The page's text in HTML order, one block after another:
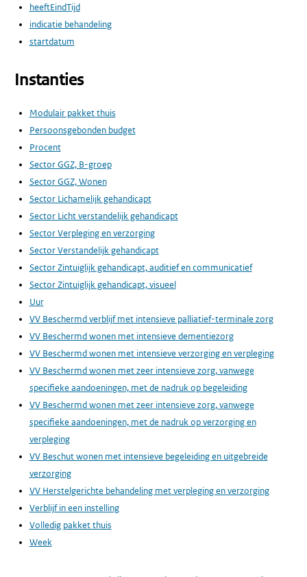
heeftEindTijd
indicatie behandeling
startdatum
Instanties
Modulair pakket thuis
Persoonsgebonden budget
Procent
Sector GGZ, B-groep
Sector GGZ, Wonen
Sector Lichamelijk gehandicapt
Sector Licht verstandelijk gehandicapt
Sector Verpleging en verzorging
Sector Verstandelijk gehandicapt
Sector Zintuiglijk gehandicapt, auditief en communicatief
Sector Zintuiglijk gehandicapt, visueel
Uur
VV Beschermd verblijf met intensieve palliatief-terminale zorg
VV Beschermd wonen met intensieve dementiezorg
VV Beschermd wonen met intensieve verzorging en verpleging
VV Beschermd wonen met zeer intensieve zorg, vanwege
specifieke aandoeningen, met de nadruk op begeleiding
VV Beschermd wonen met zeer intensieve zorg, vanwege
specifieke aandoeningen, met de nadruk op verzorging en
verpleging
VV Beschut wonen met intensieve begeleiding en uitgebreide
verzorging
VV Herstelgerichte behandeling met verpleging en verzorging
Verblijf in een instelling
Volledig pakket thuis
Week